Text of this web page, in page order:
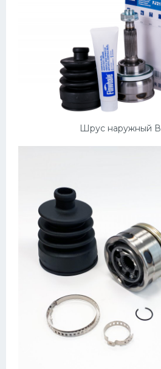
Шрус наружный